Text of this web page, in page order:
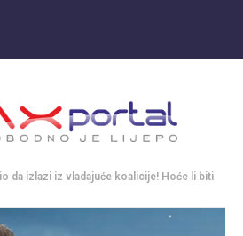
da izlazi iz vladajuće koalicije! Hoće li biti